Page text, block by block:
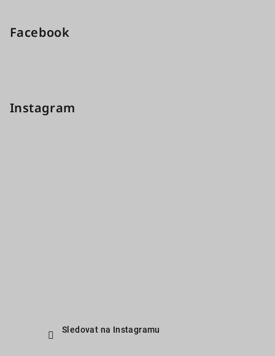
Facebook
Instagram
Sledovat na Instagramu